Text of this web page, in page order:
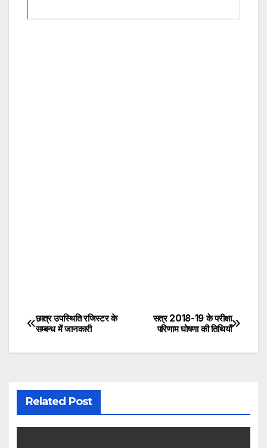
Post
navigation
सत्र 2018-19 के परीक्षा
परिणाम घोषणा की तिथियाँ
छात्र उपस्थिति रजिस्टर के
सम्बन्ध में जानकारी
Related Post